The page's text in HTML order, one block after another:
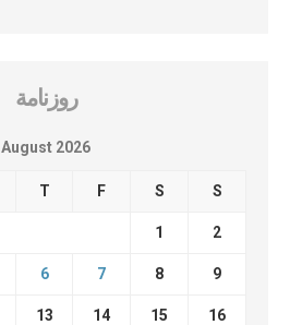
روزنامة
August 2026
T F S S
1 2
6 7 8 9
13 14 15 16